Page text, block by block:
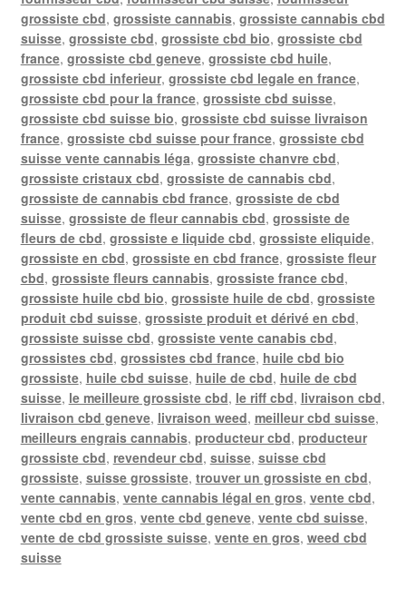
grossiste cbd, grossiste cannabis, grossiste cannabis cbd
suisse, grossiste cbd, grossiste cbd bio, grossiste cbd
france, grossiste cbd geneve, grossiste cbd huile,
grossiste cbd inferieur, grossiste cbd legale en france,
grossiste cbd pour la france, grossiste cbd suisse,
grossiste cbd suisse bio, grossiste cbd suisse livraison
france, grossiste cbd suisse pour france, grossiste cbd
suisse vente cannabis léga, grossiste chanvre cbd,
grossiste cristaux cbd, grossiste de cannabis cbd,
grossiste de cannabis cbd france, grossiste de cbd
suisse, grossiste de fleur cannabis cbd, grossiste de
fleurs de cbd, grossiste e liquide cbd, grossiste eliquide,
grossiste en cbd, grossiste en cbd france, grossiste fleur
cbd, grossiste fleurs cannabis, grossiste france cbd,
grossiste huile cbd bio, grossiste huile de cbd, grossiste
produit cbd suisse, grossiste produit et dérivé en cbd,
grossiste suisse cbd, grossiste vente canabis cbd,
grossistes cbd, grossistes cbd france, huile cbd bio
grossiste, huile cbd suisse, huile de cbd, huile de cbd
suisse, le meilleure grossiste cbd, le riff cbd, livraison cbd,
livraison cbd geneve, livraison weed, meilleur cbd suisse,
meilleurs engrais cannabis, producteur cbd, producteur
grossiste cbd, revendeur cbd, suisse, suisse cbd
grossiste, suisse grossiste, trouver un grossiste en cbd,
vente cannabis, vente cannabis légal en gros, vente cbd,
vente cbd en gros, vente cbd geneve, vente cbd suisse,
vente de cbd grossiste suisse, vente en gros, weed cbd
suisse